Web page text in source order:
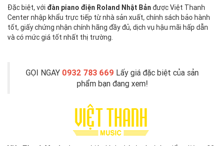
Đặc biệt, với đàn piano điện Roland Nhật Bản được Việt Thanh
Center nhập khẩu trực tiếp từ nhà sản xuất, chính sách bảo hành
tốt, giấy chứng nhận chính hãng đầy đủ, dịch vụ hậu mãi hấp dẫn
và có mức giá tốt nhất thị trường.
GỌI NGAY 0932 783 669 Lấy giá đặc biệt của sản
phẩm bạn đang xem!